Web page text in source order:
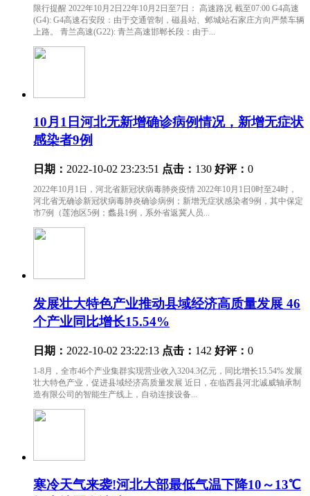
限行提醒 2022年10月2日22年10月2日至7日： 高速路况 截至07:00 G4高速
(G4): G4高速石安段：由于交通管制，磁县站、邺城站石家庄方向严禁车辆
上路。 青兰高速(G22): 青兰高速邯郸长段：由于...
10月1日河北无新增确诊病例情况，新增无症状
感染者9例
日期： 2022-10-02 23:23:51 点击： 130 好评： 0
2022年10月1日，河北省新冠状病毒肺炎疫情 2022年10月1日0时至24时，
河北省无确诊新冠状病毒肺炎确诊病例；新增无症状感染者9例，其中保定
市7例（莲池区5例；蠡县1例，系外省返冀人员...
发展壮大特色产业推动县域经济高质量发展 46
个产业同比增长15.54%
日期： 2022-10-02 23:22:13 点击： 142 好评： 0
1-8月，全市46个产业集群实现营业收入3204.3亿元，同比增长15.54% 发展
壮大特色产业，促进县域经济高质量发展 近日，在临西县河北诚威轴承制
造有限公司的智能生产线上，自动连接设备...
寒冷天气来袭!河北大部最低气温下降10～13℃